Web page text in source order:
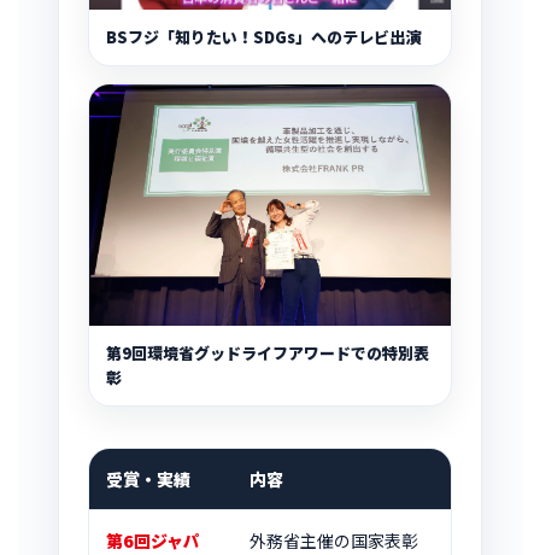
BSフジ「知りたい！SDGs」へのテレビ出演
第9回環境省グッドライフアワードでの特別表
彰
受賞・実績 内容
第6回ジャパ
外務省主催の国家表彰